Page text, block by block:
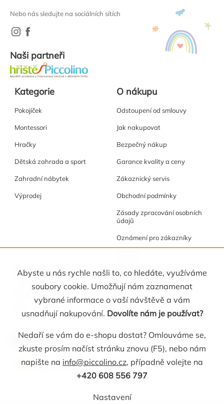
Abyste u nás rychle našli to, co hledáte, využíváme
soubory cookie. Umožňují nám zaznamenat
vybrané informace o vaší návštěvě a vám
usnadňují nakupování. Dovolíte nám je používat?
Nedaří se vám do e-shopu dostat? Omlouváme se,
zkuste prosím načíst stránku znovu (F5), nebo nám
napište na info@piccolino.cz, případně volejte na
+420 608 556 797
Nastavení
Nebo nás sledujte na sociálních sítích
Naši partneři
Kategorie
Pokojíček
Montessori
Hračky
Dětská zahrada a sport
Zahradní nábytek
Výprodej
O nákupu
Odstoupení od smlouvy
Jak nakupovat
Bezpečný nákup
Garance kvality a ceny
Zákaznický servis
Obchodní podmínky
Zásady zpracování osobních
údajů
Oznámení pro zákazníky
Akce a tipy
Akční nabídka
Osobní kabinet
Registrace
Oblíbené
Kontakt
info@piccolino.cz 608 565 705